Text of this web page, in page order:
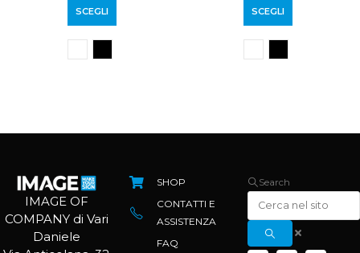
SCEGLI SCEGLI
IMAGE OF
COMPANY di Vari
Daniele
SHOP
CONTATTI E
ASSISTENZA
FAQ
Search